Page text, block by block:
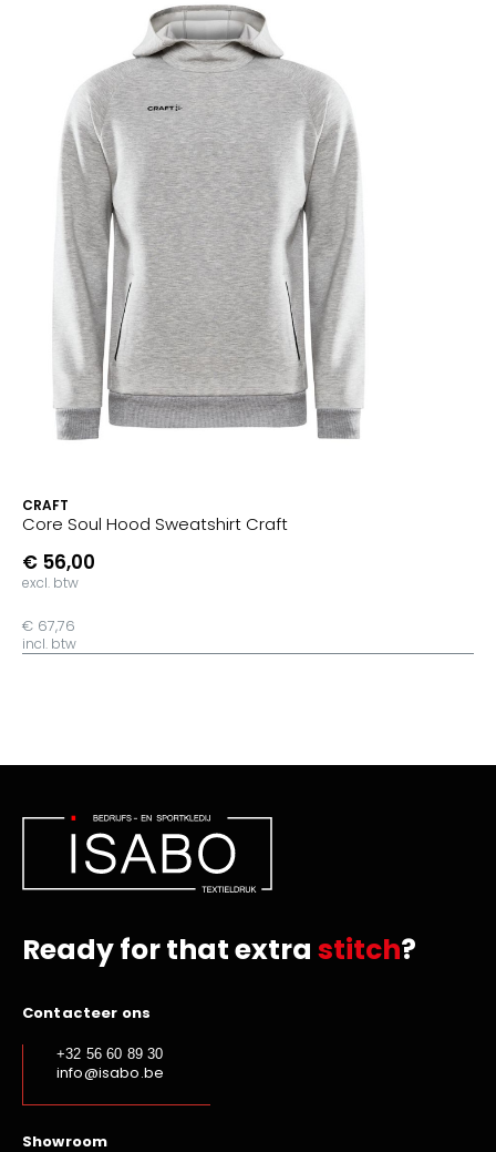
CRAFT
Core Soul Hood Sweatshirt Craft
€ 56,00
excl. btw
€ 67,76
incl. btw
Ready for that extra stitch?
Contacteer ons
+32 56 60 89 30
info@isabo.be
Showroom